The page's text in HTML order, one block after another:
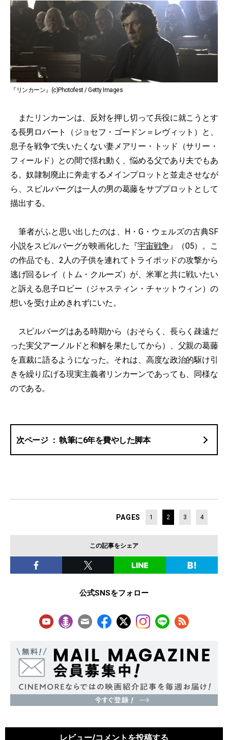
『リンカーン』(c)Photofest / Getty Images
またリンカーンは、反対を押し切って兵役に就こうとす
る長男ロバート（ジョセフ・ゴードン＝レヴィット）と、
息子を戦争で失いたくない妻メアリー・トッド（サリー・
フィールド）との間で揺れ動く、悩める父であり夫でもあ
る。奴隷制廃止に奔走するメインプロットと並走させなが
ら、スピルバーグは一人の男の葛藤をサブプロットとして
描出する。
筆者がふと思い出したのは、H・G・ウェルズの古典SF
小説をスピルバーグが映画化した『宇宙戦争』（05）。こ
の作品でも、2人の子供を連れてトライポッドの攻撃から
逃げ回るレイ（トム・クルーズ）が、米軍と共に戦いたい
と訴える息子ロビー（ジャスティン・チャットウィン）の
想いを受け止めきれずにいた。
スピルバーグはある時期から（おそらく、長らく疎遠だ
った実父アーノルドと和解を果たしてから）、父親の葛藤
を直裁に語るようになった。それは、高度な政治的駆け引
きを繰り広げる現実主義者リンカーンであっても、同様な
のである。
執筆に6年を費やした脚本
PAGES 1 2 3 4
この記事をシェア
公式SNSをフォロー
レビュー/コメントを投稿する